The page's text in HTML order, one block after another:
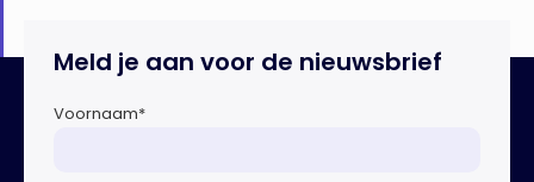
Meld je aan voor de nieuwsbrief
Voornaam*